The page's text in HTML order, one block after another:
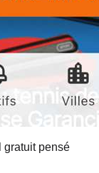
gratuit pensé